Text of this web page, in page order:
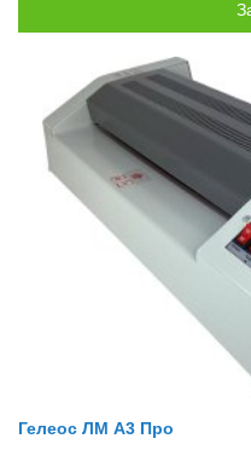
Гелеос ЛМ А3 Про